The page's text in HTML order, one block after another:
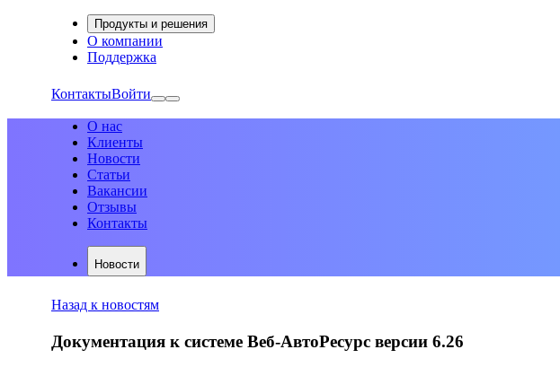
Продукты и решения
О компании
Поддержка
КонтактыВойти
О нас
Клиенты
Новости
Статьи
Вакансии
Отзывы
Контакты
Новости
Назад к новостям
Документация к системе Веб-АвтоРесурс версии 6.26